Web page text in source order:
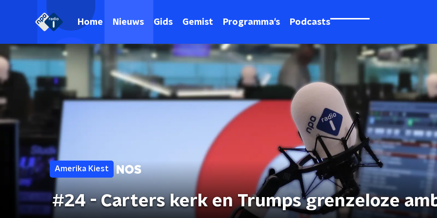
Home Nieuws Gids Gemist Programma's Podcasts
Amerika Kiest
#24 - Carters kerk en Trumps grenzeloze